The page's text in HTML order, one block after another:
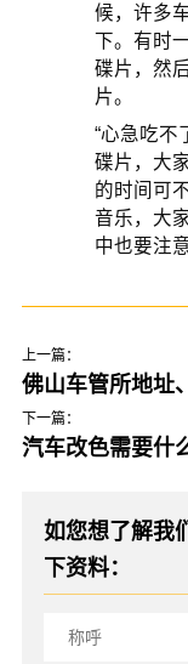
候，许多
下。有时
碟片，然
片。
“心急吃不
碟片，大
的时间可
音乐，大
中也要注
上一篇：
佛山车管所地址
下一篇：
汽车改色需要什
如您想了解我
下资料：